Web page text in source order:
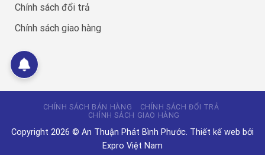
Chính sách đổi trả
Chính sách giao hàng
CHÍNH SÁCH BÁN HÀNG
CHÍNH SÁCH ĐỔI TRẢ
CHÍNH SÁCH GIAO HÀNG
Copyright 2026 © An Thuận Phát Bình Phước. Thiết kế web bởi
Expro Việt Nam